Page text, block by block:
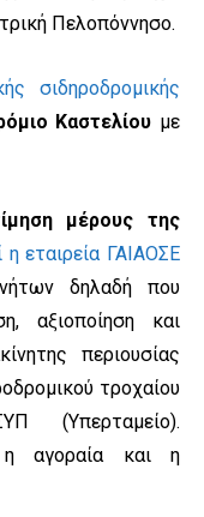
Πελοπόννησο.
σιδηροδρομικής
Καστελίου με
μέρους της
εταιρεία ΓΑΙΑΟΣΕ
δηλαδή που
αξιοποίηση και
περιουσίας
τροχαίου
(Υπερταμείο).
η αγοραία και η